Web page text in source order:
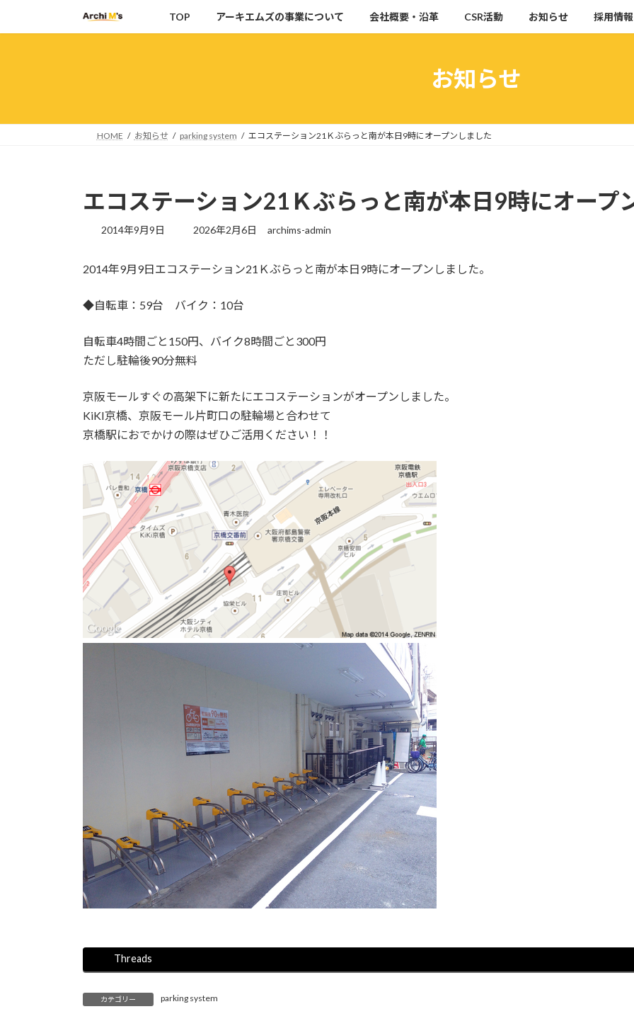
キ
に
TOP アーキエムズの事業について 会社概要・沿革 CSR活動 お知らせ 採用情報
お知らせ
HOME お知らせ parking system エコステーション21Ｋぶらっと南が本日9時にオープンしました
エコステーション21Ｋぶらっと南が本日9時にオープ
2014年9月9日
最
新
時
:
2026年2月6日 archims-admin
2014年9月9日エコステーション21Ｋぶらっと南が本日9時にオープンしました。
◆自転車：59台 バイク：10台
自転車4時間ごと150円、バイク8時間ごと300円
ただし駐輪後90分無料
京阪モールすぐの高架下に新たにエコステーションがオープンしました。
KiKI京橋、京阪モール片町口の駐輪場と合わせて
京橋駅におでかけの際はぜひご活用ください！！
Threads
カテゴリー parking system